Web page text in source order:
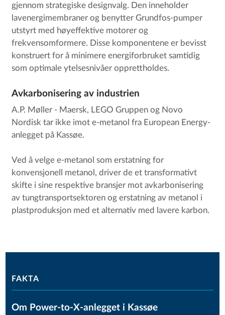
gjennom strategiske designvalg. Den inneholder
lavenergimembraner og benytter Grundfos-pumper
utstyrt med høyeffektive motorer og
frekvensomformere. Disse komponentene er bevisst
konstruert for å minimere energiforbruket samtidig
som optimale ytelsesnivåer opprettholdes.
Avkarbonisering av industrien
A.P. Møller - Maersk, LEGO Gruppen og Novo
Nordisk tar ikke imot e-metanol fra European Energy-
anlegget på Kassøe.
Ved å velge e-metanol som erstatning for
konvensjonell metanol, driver de et transformativt
skifte i sine respektive bransjer mot avkarbonisering
av tungtransportsektoren og erstatning av metanol i
plastproduksjon med et alternativ med lavere karbon.
FAKTA
Om Power-to-X-anlegget i Kassøe